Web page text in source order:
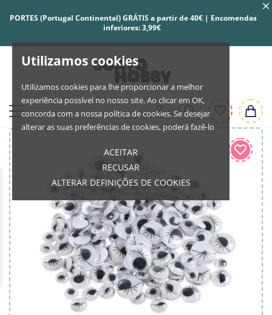
Utilizamos cookies
Utilizamos cookies para lhe proporcionar a melhor
experiência possível no nosso site. Ao clicar em OK,
concorda com a nossa política de cookies. Se desejar
alterar as suas preferências de cookies, poderá fazê-lo
ACEITAR
RECUSAR
ALTERAR DEFINIÇÕES DE COOKIES
PORTES (Portugal Continental) GRÁTIS a partir de 40€ | Encomendas
inferiores: 3,99€